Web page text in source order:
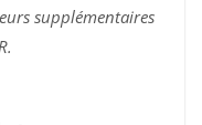
supplémentaires